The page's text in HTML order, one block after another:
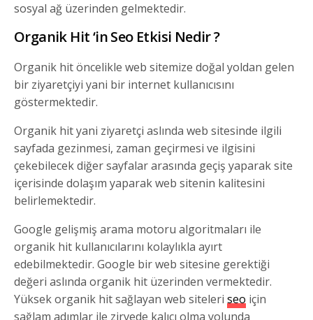
sosyal ağ üzerinden gelmektedir.
Organik Hit ‘in Seo Etkisi Nedir ?
Organik hit öncelikle web sitemize doğal yoldan gelen
bir ziyaretçiyi yani bir internet kullanıcısını
göstermektedir.
Organik hit yani ziyaretçi aslında web sitesinde ilgili
sayfada gezinmesi, zaman geçirmesi ve ilgisini
çekebilecek diğer sayfalar arasında geçiş yaparak site
içerisinde dolaşım yaparak web sitenin kalitesini
belirlemektedir.
Google gelişmiş arama motoru algoritmaları ile
organik hit kullanıcılarını kolaylıkla ayırt
edebilmektedir. Google bir web sitesine gerektiği
değeri aslında organik hit üzerinden vermektedir.
Yüksek organik hit sağlayan web siteleriseo için
sağlam adımlar ile zirvede kalıcı olma yolunda